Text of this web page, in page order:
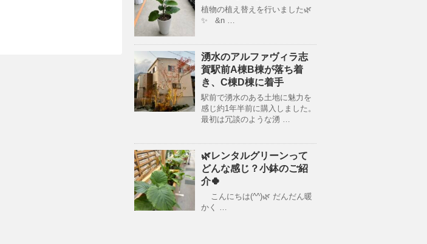
植物の植え替えを行いました🌿
✨ &n …
湧水のアルファヴィラ志
賀駅前A棟B棟が落ち着
き、C棟D棟に着手
駅前で湧水のある土地に魅力を
感じ約1年半前に購入しました。
最初は冗談のような湧 …
🌿レンタルグリーンって
どんな感じ？小鉢のご紹
介🍀
こんにちは(^^)🌿 だんだん暖
かく …